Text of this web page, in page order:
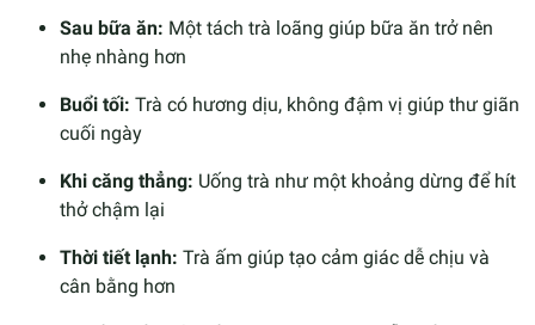
Sau bữa ăn: Một tách trà loãng giúp bữa ăn trở nên
nhẹ nhàng hơn
Buổi tối: Trà có hương dịu, không đậm vị giúp thư giãn
cuối ngày
Khi căng thẳng: Uống trà như một khoảng dừng để hít
thở chậm lại
Thời tiết lạnh: Trà ấm giúp tạo cảm giác dễ chịu và
cân bằng hơn